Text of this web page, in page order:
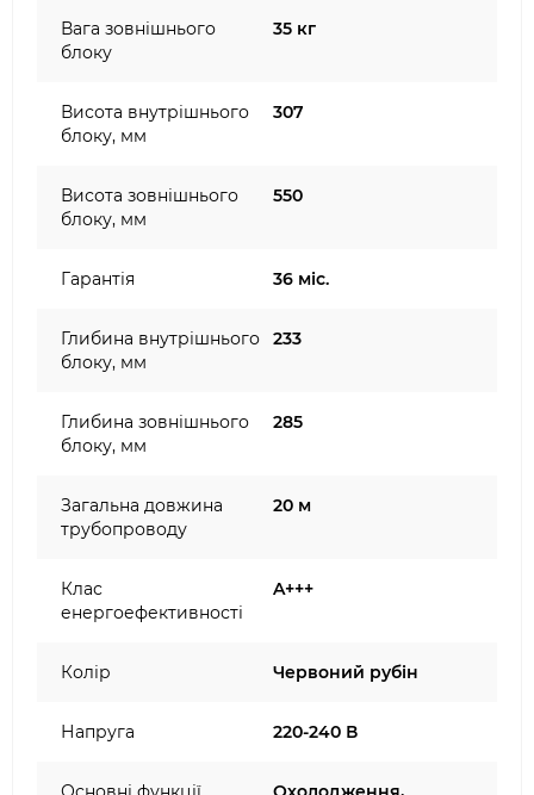
Вага зовнішнього
блоку
35 кг
Висота внутрішнього
блоку, мм
307
Висота зовнішнього
блоку, мм
550
Гарантія 36 міс.
Глибина внутрішнього
блоку, мм
233
Глибина зовнішнього
блоку, мм
285
Загальна довжина
трубопроводу
20 м
Клас
енергоефективності
A+++
Колір Червоний рубін
Напруга 220-240 В